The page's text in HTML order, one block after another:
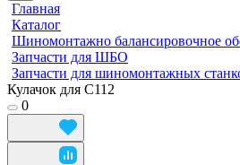
Главная
Каталог
Шиномонтажно балансировочное
Запчасти для ШБО
Запчасти для шиномонтажных
Кулачок для С112
0